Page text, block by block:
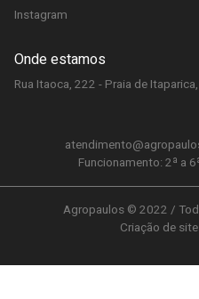
Instagram
Onde estamos
Rua Itaoca, 222 - Praia de
Funcionamento: 2ª a
Agropaulos © 2022 /
Criação de